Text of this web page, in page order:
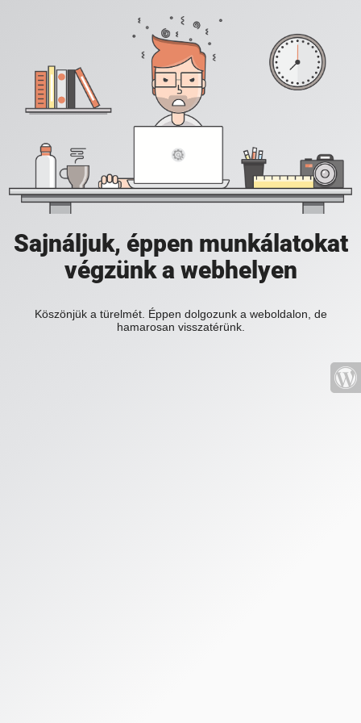
Sajnáljuk, éppen munkálatokat
végzünk a webhelyen
Köszönjük a türelmét. Éppen dolgozunk a weboldalon, de
hamarosan visszatérünk.